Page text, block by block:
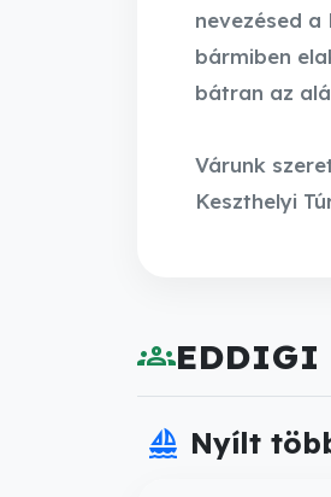
nevezésed a
bármiben
bátran az
Várunk
Keszthelyi
groupsEDDIGI
sailing Nyílt